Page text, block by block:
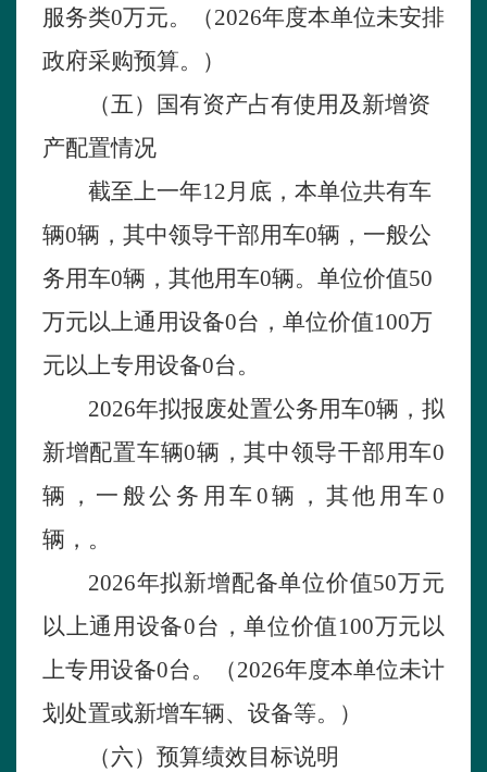
服务类0万元。（2026年度本单位未安排
政府采购预算。）
（五）国有资产占有使用及新增资
产配置情况
截至上一年12月底，本单位共有车
辆0辆，其中领导干部用车0辆，一般公
务用车0辆，其他用车0辆。单位价值50
万元以上通用设备0台，单位价值100万
元以上专用设备0台。
2026年拟报废处置公务用车0辆，拟
新增配置车辆0辆，其中领导干部用车0
辆，一般公务用车0辆，其他用车0
辆，。
2026年拟新增配备单位价值50万元
以上通用设备0台，单位价值100万元以
上专用设备0台。（2026年度本单位未计
划处置或新增车辆、设备等。）
（六）预算绩效目标说明